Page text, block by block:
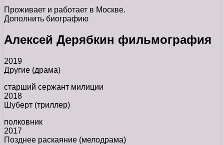
Проживает и работает в Москве.
Дополнить биографию
Алексей Дерябкин фильмография
2019
Другие (драма)
старший сержант милиции
2018
Шуберт (триллер)
полковник
2017
Позднее раскаяние (мелодрама)